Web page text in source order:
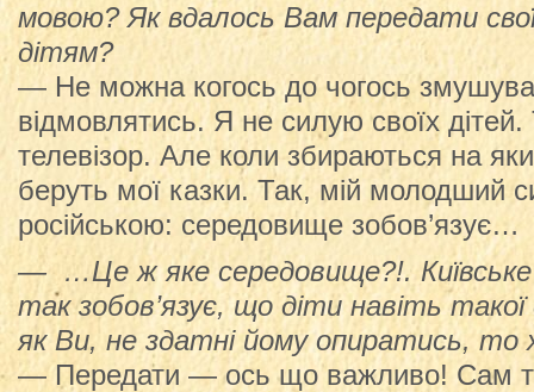
мовою? Як вдалось Вам передати
дітям?
— Не можна когось до чогось
відмовлятись. Я не силую своїх
телевізор. Але коли збираються на
беруть мої казки. Так, мій молодший
російською: середовище зобов’язує…
— …Це ж яке середовище?!.
так зобов’язує, що діти навіть
як Ви, не здатні йому опиратись, то
— Передати — ось що важливо! Сам